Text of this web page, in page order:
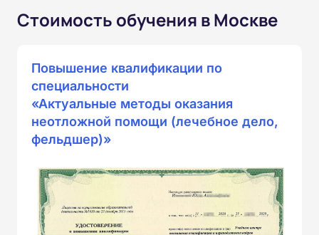
Стоимость обучения в Москве
Повышение квалификации по
специальности
«Актуальные методы оказания
неотложной помощи (лечебное дело,
фельдшер)»